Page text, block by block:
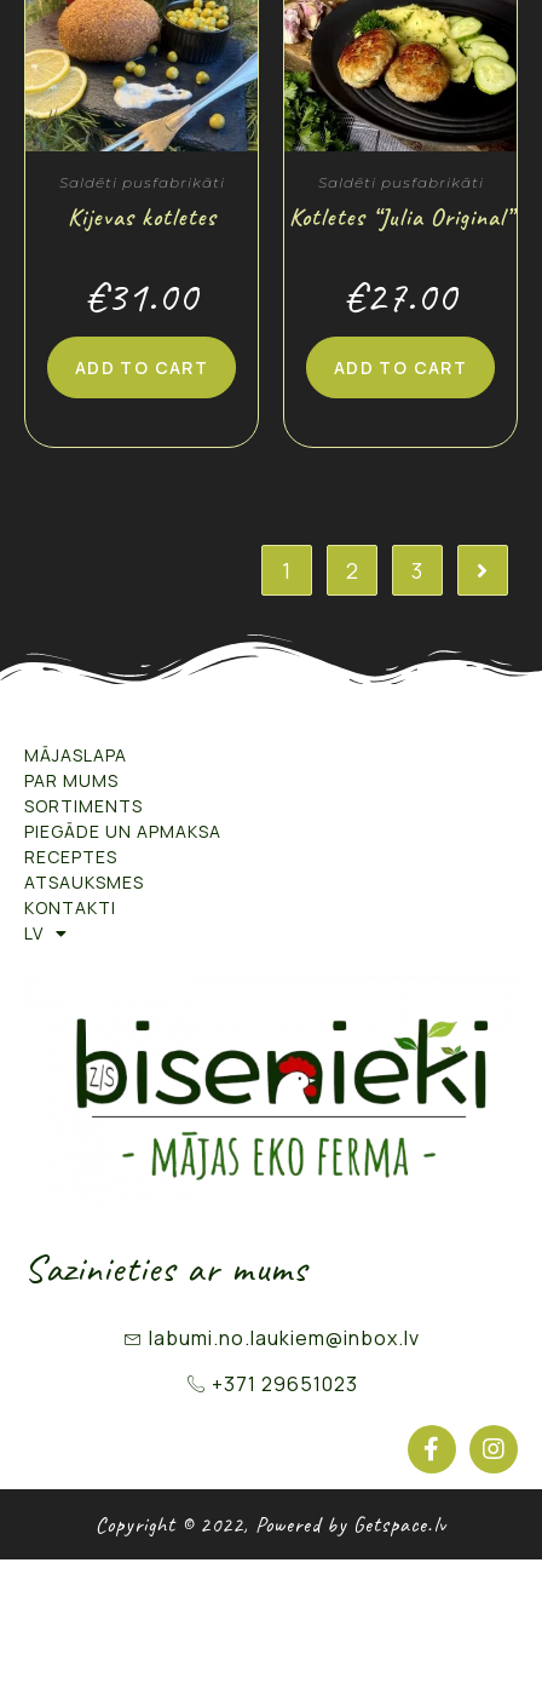
Saldēti pusfabrikāti
Kijevas kotletes
€31.00
ADD TO CART
Saldēti pusfabrikāti
Kotletes “Julia Original”
€27.00
ADD TO CART
1 2 3
MĀJASLAPA
PAR MUMS
SORTIMENTS
PIEGĀDE UN APMAKSA
RECEPTES
ATSAUKSMES
KONTAKTI
LV
Sazinieties ar mums
labumi.no.laukiem@inbox.lv
+371 29651023
Copyright © 2022, Powered by Getspace.lv